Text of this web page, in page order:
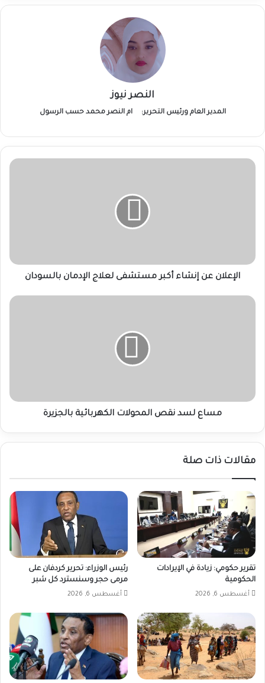
النصر نيوز
المدير العام ورئيس التحرير: ام النصر محمد حسب الرسول
الإعلان
الإعلان عن إنشاء أكبر مستشفى لعلاج الإدمان بالسودان
مساع
مساع لسد نقص المحولات الكهربائية بالجزيرة
مقالات ذات صلة
تقرير حكومي: زيادة في الإيرادات
الحكومية
أغسطس 6, 2026
رئيس الوزراء: تحرير كردفان على
مرمى حجر وسنسترد كل شبر
أغسطس 6, 2026